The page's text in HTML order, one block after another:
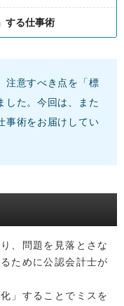
する仕事術
注意すべき点を「標
した。今回は、また
事術をお届けしてい
、問題を見落とさな
ために公認会計士が
」することでミスを